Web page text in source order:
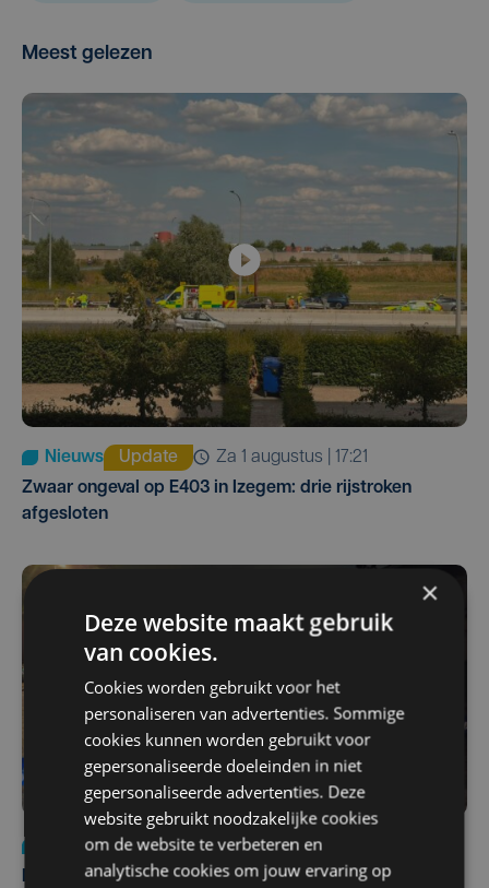
Meest gelezen
Nieuws Update
za 1 augustus | 17:21
Zwaar ongeval op E403 in Izegem: drie rijstroken
afgesloten
Nieuws
di 4 augustus | 09:32
Man en vrouw dood aangetroffen in woning in Sint-
×
Deze website maakt gebruik
van cookies.
Cookies worden gebruikt voor het
personaliseren van advertenties. Sommige
cookies kunnen worden gebruikt voor
gepersonaliseerde doeleinden in niet
gepersonaliseerde advertenties. Deze
website gebruikt noodzakelijke cookies
om de website te verbeteren en
analytische cookies om jouw ervaring op